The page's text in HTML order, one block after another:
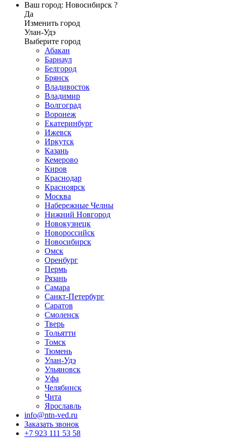
Ваш город: Новосибирск ?
Да
Изменить город
Улан-Удэ
Выберите город
Абакан
Барнаул
Белгород
Брянск
Владивосток
Владимир
Волгоград
Воронеж
Екатеринбург
Ижевск
Иркутск
Казань
Кемерово
Киров
Краснодар
Красноярск
Москва
Набережные Челны
Нижний Новгород
Новокузнецк
Новороссийск
Новосибирск
Омск
Оренбург
Пермь
Рязань
Самара
Санкт-Петербург
Саратов
Смоленск
Тверь
Тольятти
Томск
Тюмень
Улан-Удэ
Ульяновск
Уфа
Челябинск
Чита
Ярославль
info@ntn-ved.ru
Заказать звонок
+7 923 111 53 58